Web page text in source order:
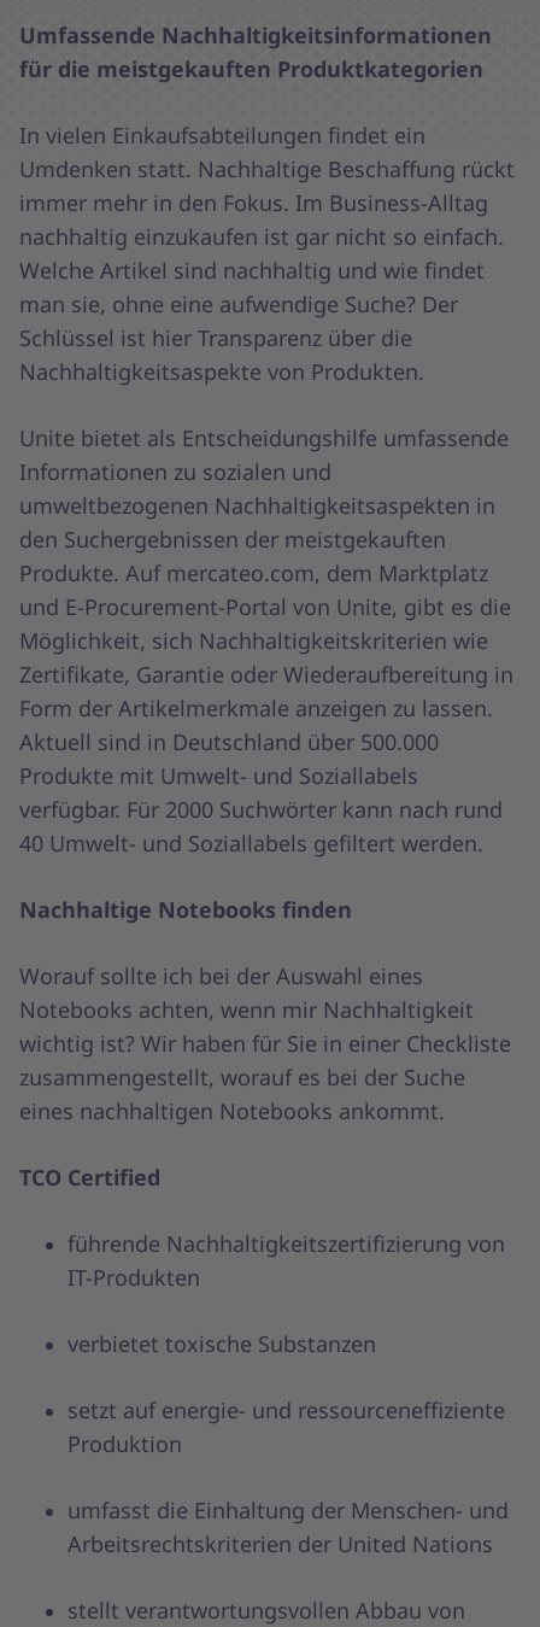
Umfassende Nachhaltigkeitsinformationen
für die meistgekauften Produktkategorien
In vielen Einkaufsabteilungen findet ein
Umdenken statt. Nachhaltige Beschaffung rückt
immer mehr in den Fokus. Im Business-Alltag
nachhaltig einzukaufen ist gar nicht so einfach.
Welche Artikel sind nachhaltig und wie findet
man sie, ohne eine aufwendige Suche? Der
Schlüssel ist hier Transparenz über die
Nachhaltigkeitsaspekte von Produkten.
Unite bietet als Entscheidungshilfe umfassende
Informationen zu sozialen und
umweltbezogenen Nachhaltigkeitsaspekten in
den Suchergebnissen der meistgekauften
Produkte. Auf mercateo.com, dem Marktplatz
und E-Procurement-Portal von Unite, gibt es die
Möglichkeit, sich Nachhaltigkeitskriterien wie
Zertifikate, Garantie oder Wiederaufbereitung in
Form der Artikelmerkmale anzeigen zu lassen.
Aktuell sind in Deutschland über 500.000
Produkte mit Umwelt- und Soziallabels
verfügbar. Für 2000 Suchwörter kann nach rund
40 Umwelt- und Soziallabels gefiltert werden.
Nachhaltige Notebooks finden
Worauf sollte ich bei der Auswahl eines
Notebooks achten, wenn mir Nachhaltigkeit
wichtig ist? Wir haben für Sie in einer Checkliste
zusammengestellt, worauf es bei der Suche
eines nachhaltigen Notebooks ankommt.
TCO Certified
führende Nachhaltigkeitszertifizierung von
IT-Produkten
verbietet toxische Substanzen
setzt auf energie- und ressourceneffiziente
Produktion
umfasst die Einhaltung der Menschen- und
Arbeitsrechtskriterien der United Nations
stellt verantwortungsvollen Abbau von